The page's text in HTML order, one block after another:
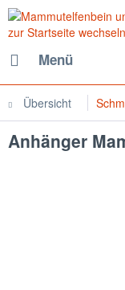
Menü
Übersicht
Anhänger